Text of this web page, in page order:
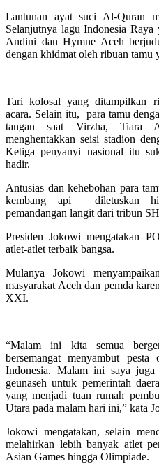
Lantunan ayat suci Al-Quran
Selanjutnya lagu Indonesia
Andini dan Hymne Aceh
dengan khidmat oleh ribuan tamu
Tari kolosal yang ditampilkan
acara. Selain itu, para tamu
tangan saat Virzha, Tiara
menghentakkan seisi stadion
Ketiga penyanyi nasional itu
hadir.
Antusias dan kehebohan para
kembang api diletuskan
pemandangan langit dari tribun
Presiden Jokowi mengatakan
atlet-atlet terbaik bangsa.
Mulanya Jokowi
masyarakat Aceh dan pemda
XXI.
“Malam ini kita semua
bersemangat menyambut
Indonesia. Malam ini saya
geunaseh untuk pemerintah
yang menjadi tuan rumah
Utara pada malam hari ini,” kata
Jokowi mengatakan, selain
melahirkan lebih banyak atlet
Asian Games hingga Olimpiade.